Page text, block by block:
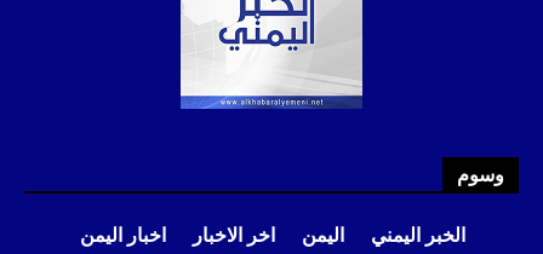
وسوم
الخبر اليمني اليمن اخر الاخبار
اخبار اليمن